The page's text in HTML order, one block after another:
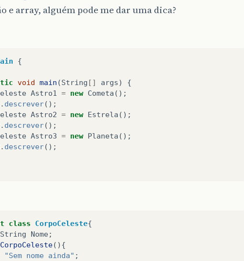
e array, alguém pode me dar uma dica?
{
void main (String [] args)
{
Astro1 = new Cometa ();
. descrever();
Astro2 = new Estrela ();
. descrever();
Astro3 = new Planeta ();
. descrever();
class CorpoCeleste{
String Nome;
CorpoCeleste(){
"Sem nome ainda" ;